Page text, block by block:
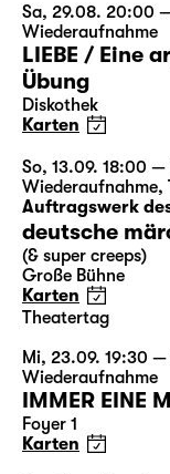
Sa, 29.08. 20:00
Wiederaufnahme
LIEBE / Eine
Übung
Diskothek
Karten
So, 13.09. 18:00 —
Wiederaufnahme,
Auftragswerk
deutsche
(& super creeps)
Große Bühne
Karten
Theatertag
Mi, 23.09. 19:30
Wiederaufnahme
IMMER EINE
Foyer 1
Karten